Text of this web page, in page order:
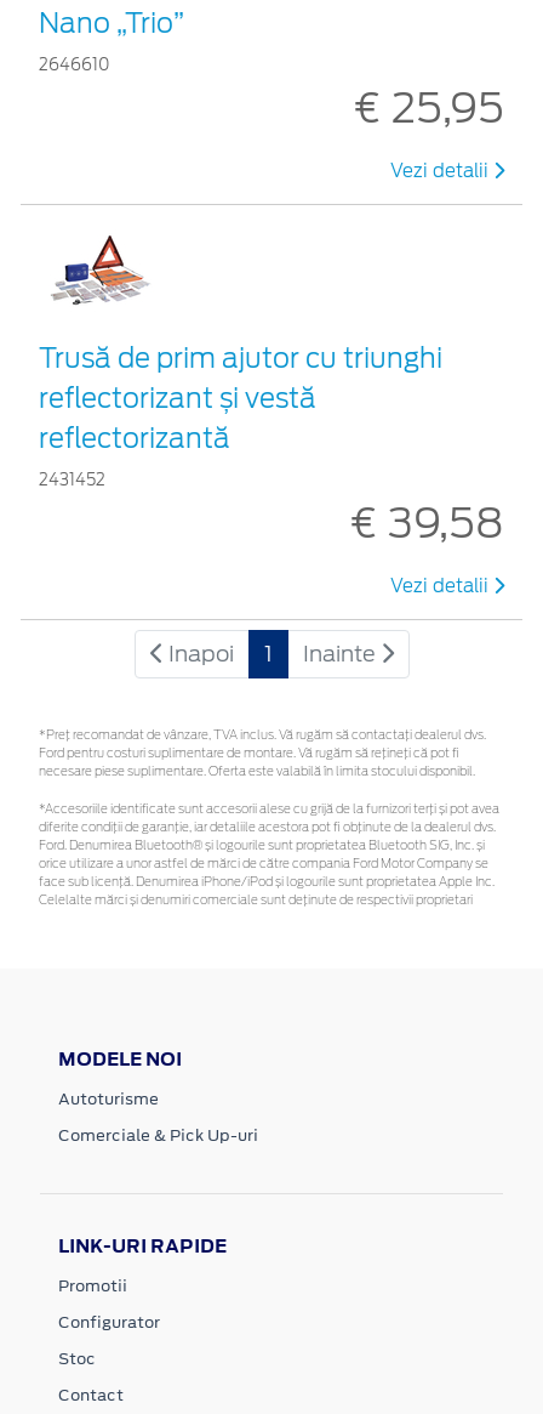
Nano „Trio”
2646610
€ 25,95
Vezi detalii
Trusă de prim ajutor cu triunghi
reflectorizant și vestă
reflectorizantă
2431452
€ 39,58
Vezi detalii
Inapoi 1 Inainte
*Preţ recomandat de vânzare, TVA inclus. Vă rugăm să contactaţi dealerul dvs.
Ford pentru costuri suplimentare de montare. Vă rugăm să rețineți că pot fi
necesare piese suplimentare. Oferta este valabilă în limita stocului disponibil.
*Accesoriile identificate sunt accesorii alese cu grijă de la furnizori terți și pot avea
diferite condiții de garanție, iar detaliile acestora pot fi obținute de la dealerul dvs.
Ford. Denumirea Bluetooth® și logourile sunt proprietatea Bluetooth SIG, Inc. și
orice utilizare a unor astfel de mărci de către compania Ford Motor Company se
face sub licență. Denumirea iPhone/iPod și logourile sunt proprietatea Apple Inc.
Celelalte mărci și denumiri comerciale sunt deținute de respectivii proprietari
MODELE NOI
Autoturisme
Comerciale & Pick Up-uri
LINK-URI RAPIDE
Promotii
Configurator
Stoc
Contact